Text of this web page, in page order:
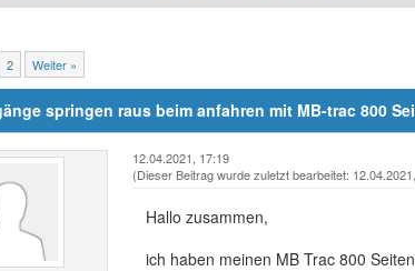
2 Weiter »
springen raus beim anfahren mit MB-trac 800
12.04.2021, 17:19
(Dieser Beitrag wurde zuletzt bearbeitet:
Hallo zusammen,
ich haben meinen MB Trac 800